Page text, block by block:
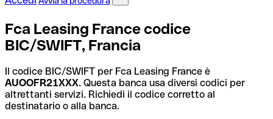
Fca Leasing France codice
BIC/SWIFT, Francia
Il codice BIC/SWIFT per Fca Leasing France è
AUOOFR21XXX. Questa banca usa diversi codici per
altrettanti servizi. Richiedi il codice corretto al
destinatario o alla banca.